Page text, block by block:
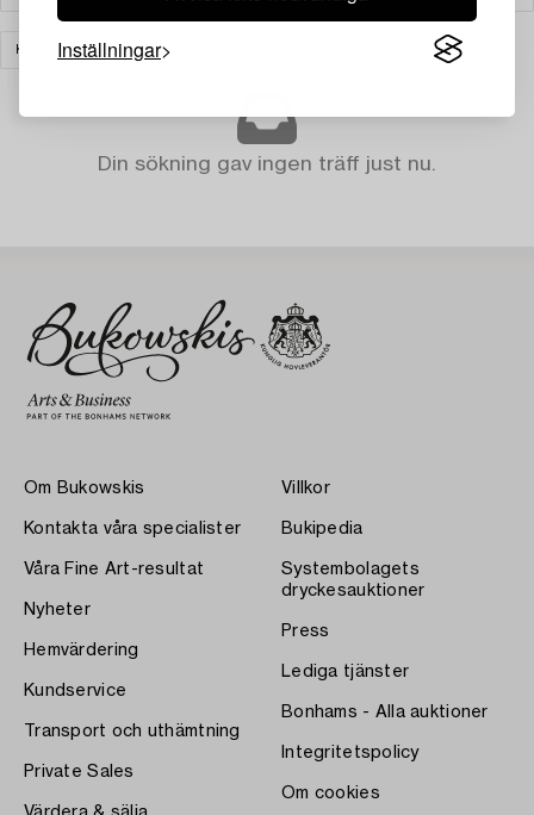
Inställningar
KONST RENSA ALLA
Din sökning gav ingen träff just nu.
Om Bukowskis
Kontakta våra specialister
Våra Fine Art-resultat
Nyheter
Hemvärdering
Kundservice
Transport och uthämtning
Private Sales
Villkor
Bukipedia
Systembolagets
dryckesauktioner
Press
Lediga tjänster
Bonhams - Alla auktioner
Integritetspolicy
Om cookies